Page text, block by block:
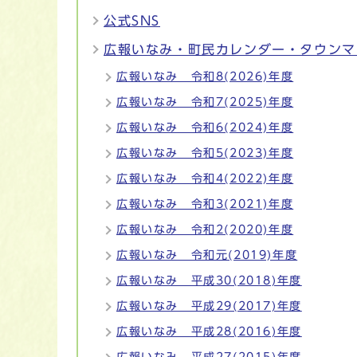
公式SNS
広報いなみ・町民カレンダー・タウン
広報いなみ 令和8(2026)年度
広報いなみ 令和7(2025)年度
広報いなみ 令和6(2024)年度
広報いなみ 令和5(2023)年度
広報いなみ 令和4(2022)年度
広報いなみ 令和3(2021)年度
広報いなみ 令和2(2020)年度
広報いなみ 令和元(2019)年度
広報いなみ 平成30(2018)年度
広報いなみ 平成29(2017)年度
広報いなみ 平成28(2016)年度